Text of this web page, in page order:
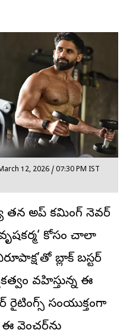
12, 2026 / 07:30 PM IST
తన అప్ కమింగ్ నెవర్
‘ కోసం చాలా
బ్లాక్ బస్టర్
వహిస్తున్న ఈ
రైటింగ్స్ సంయుక్తంగా
ఈ వెంచర్‌ను